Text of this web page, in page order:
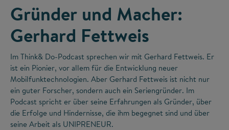
Gründer und Macher:
Gerhard Fettweis
Im Think& Do-Podcast sprechen wir mit Gerhard Fettweis. Er
ist ein Pionier, vor allem für die Entwicklung neuer
Mobilfunktechnologien. Aber Gerhard Fettweis ist nicht nur
ein guter Forscher, sondern auch ein Seriengründer. Im
Podcast spricht er über seine Erfahrungen als Gründer, über
die Erfolge und Hindernisse, die ihm begegnet sind und über
seine Arbeit als UNIPRENEUR.